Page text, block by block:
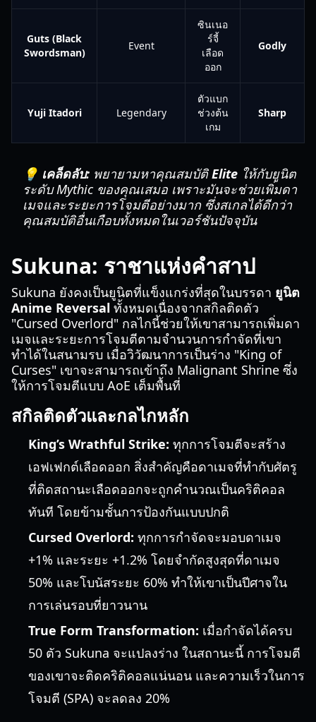
Guts (Black
Swordsman)
Event
ซินเนอ
ร์จี้
เลือด
ออก
Godly
Yuji Itadori Legendary
ตัวแบก
ช่วงต้น
เกม
Sharp
💡 เคล็ดลับ: พยายามหาคุณสมบัติElite ให้กับยูนิต
ระดับ Mythic ของคุณเสมอ เพราะมันจะช่วยเพิ่มดา
เมจและระยะการโจมตีอย่างมาก ซึ่งสเกลได้ดีกว่า
คุณสมบัติอื่นเกือบทั้งหมดในเวอร์ชันปัจจุบัน
Sukuna: ราชาแห่งคำสาป
Sukuna ยังคงเป็นยูนิตที่แข็งแกร่งที่สุดในบรรดา ยูนิต
Anime Reversal ทั้งหมดเนื่องจากสกิลติดตัว
"Cursed Overlord" กลไกนี้ช่วยให้เขาสามารถเพิ่มดา
เมจและระยะการโจมตีตามจำนวนการกำจัดที่เขา
ทำได้ในสนามรบ เมื่อวิวัฒนาการเป็นร่าง "King of
Curses" เขาจะสามารถเข้าถึง Malignant Shrine ซึ่ง
ให้การโจมตีแบบ AoE เต็มพื้นที่
สกิลติดตัวและกลไกหลัก
King’s Wrathful Strike: ทุกการโจมตีจะสร้าง
เอฟเฟกต์เลือดออก สิ่งสำคัญคือดาเมจที่ทำกับศัตรู
ที่ติดสถานะเลือดออกจะถูกคำนวณเป็นคริติคอล
ทันที โดยข้ามชั้นการป้องกันแบบปกติ
Cursed Overlord: ทุกการกำจัดจะมอบดาเมจ
+1% และระยะ +1.2% โดยจำกัดสูงสุดที่ดาเมจ
50% และโบนัสระยะ 60% ทำให้เขาเป็นปีศาจใน
การเล่นรอบที่ยาวนาน
True Form Transformation: เมื่อกำจัดได้ครบ
50 ตัว Sukuna จะแปลงร่าง ในสถานะนี้ การโจมตี
ของเขาจะติดคริติคอลแน่นอน และความเร็วในการ
โจมตี (SPA) จะลดลง 20%